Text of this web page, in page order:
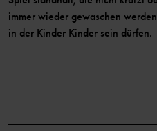
immer wieder gewaschen
in der Kinder Kinder sein dürfen.